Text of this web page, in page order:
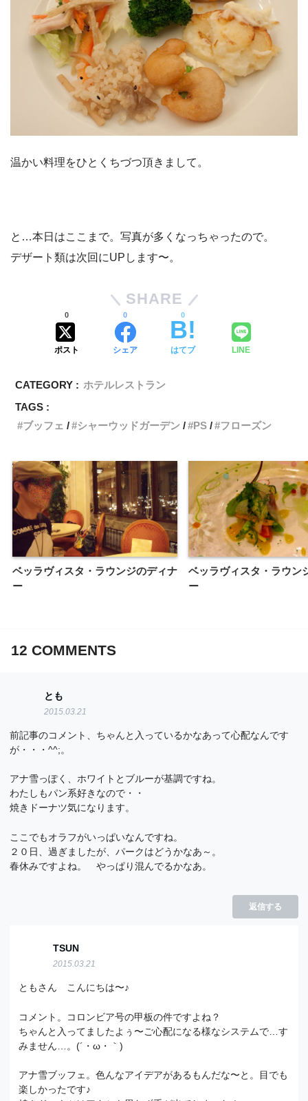
温かい料理をひとくちづつ頂きまして。
と…本日はここまで。写真が多くなっちゃったので。
デザート類は次回にUPします〜。
SHARE
ポスト
0
シェア
0
はてブ
0
LINE
CATEGORY : ホテルレストラン
TAGS :
ブッフェ
シャーウッドガーデン PS フローズン
ベッラヴィスタ・ラウンジのディナ
ー
ベッラヴィスタ・ラウン
ー
12 COMMENTS
とも
2015.03.21
前記事のコメント、ちゃんと入っているかなあって心配なんです
が・・・^^;。
アナ雪っぽく、ホワイトとブルーが基調ですね。
わたしもパン系好きなので・・
焼きドーナツ気になります。
ここでもオラフがいっぱいなんですね。
２０日、過ぎましたが、パークはどうかなあ～。
春休みですよね。 やっぱり混んでるかなあ。
返信する
TSUN
2015.03.21
ともさん こんにちは〜♪
コメント。コロンビア号の甲板の件ですよね？
ちゃんと入ってましたよぅ〜ご心配になる様なシステムで…す
みません…。(´・ω・｀)
アナ雪ブッフェ。色んなアイデアがあるもんだな〜と。目でも
楽しかったです♪